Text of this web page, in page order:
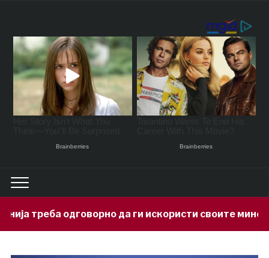
да ги искористи своите минерални богатства